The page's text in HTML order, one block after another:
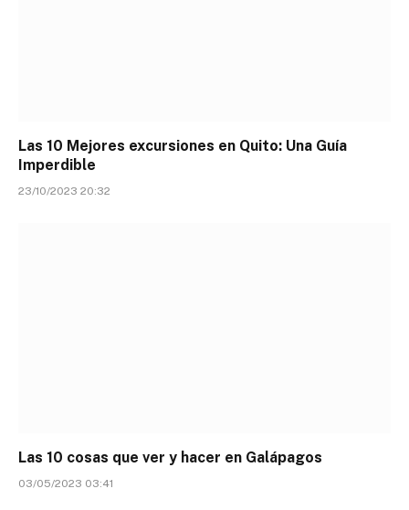
Las 10 Mejores excursiones en Quito: Una Guía
Imperdible
23/10/2023 20:32
Las 10 cosas que ver y hacer en Galápagos
03/05/2023 03:41